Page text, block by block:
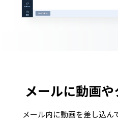
メールに動画
メール内に動画を差し込ん